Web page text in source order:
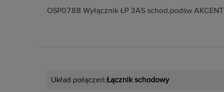
OSP0788 Wyłącznik ŁP 3AS schod.podśw AKCENT
Układ połączeń:Łącznik schodowy